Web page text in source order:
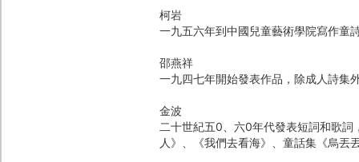
柯岩
一九五六年到中國兒童藝術學院寫作童
邵燕祥
一九四七年開始發表作品，除成人詩集
金波
二十世紀五0、六0年代發表短詞和歌
人》、《我們去看海》、童話集《烏丟